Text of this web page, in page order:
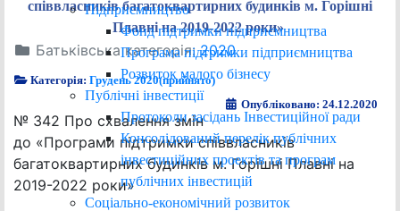
Підприємництво
Фонд підтримки підприємництва
Програма підтримки підприємництва
Розвиток малого бізнесу
Публічні інвестиції
Протоколи засідань Інвестиційної ради
Консолідований перелік публічних
інвестиційних проектів та програм
публічних інвестицій
Соціально-економічний розвиток
співвласників багатоквартирних будинків м. Горішні
Плавні на 2019-2022 роки»
Батьківська категорія:2020
Категорія:Грудень 2020(прийнято)
Опубліковано: 24.12.2020
№ 342 Про схвалення змін
до «Програми підтримки співвласників
багатоквартирних будинків м. Горішні Плавні на
2019-2022 роки»